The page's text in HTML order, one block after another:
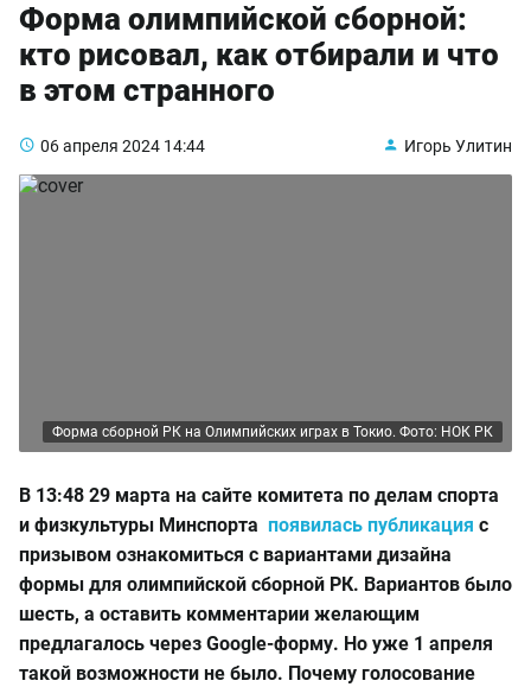
Форма олимпийской сборной:
кто рисовал, как отбирали и что
в этом странного
06 апреля 2024 14:44 Игорь Улитин
Форма сборной РК на Олимпийских играх в Токио. Фото: НОК РК
В 13:48 29 марта на сайте комитета по делам спорта
и физкультуры Минспорта появилась публикация с
призывом ознакомиться с вариантами дизайна
формы для олимпийской сборной РК. Вариантов было
шесть, а оставить комментарии желающим
предлагалось через Google-форму. Но уже 1 апреля
такой возможности не было. Почему голосование